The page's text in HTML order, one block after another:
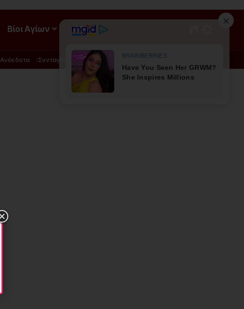
Βίοι Αγίων ΡΟΗ
Ανέκδοτα Συνταγές Διατροφή - Φυσική Ιατρική